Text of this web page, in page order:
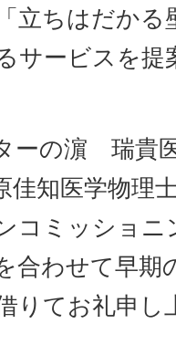
立ちはだかる
サービスを提
ーの濵 瑞貴
知医学物理
コミッショニ
合わせて早期
りてお礼申し